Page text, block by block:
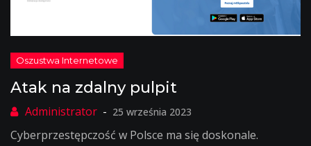
Atak na zdalny pulpit
25 września 2023
Cyberprzestępczość w Polsce ma się doskonale.